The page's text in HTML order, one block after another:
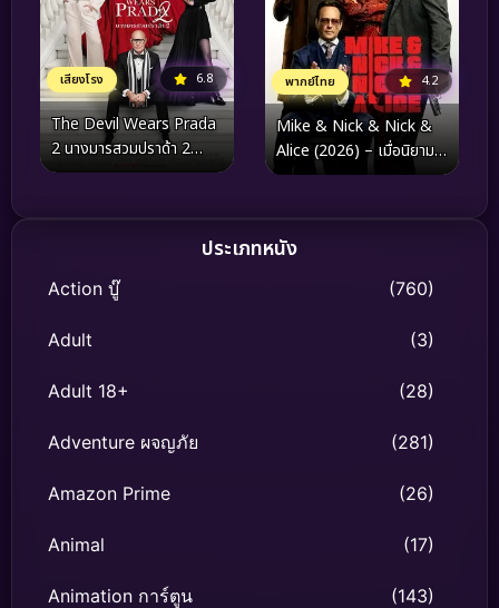
เสียงโรง 6.8
The Devil Wears Prada
2 นางมารสวมปราด้า 2
(2026)
พากย์ไทย 4.2
Mike & Nick & Nick &
Alice (2026) – เมื่อนิยาม
ของความไว้ใจถูกเขย่าด้วย
ประเภทหนัง
Action บู๊ (760)
Adult (3)
Adult 18+ (28)
Adventure ผจญภัย (281)
Amazon Prime (26)
Animal (17)
Animation การ์ตูน (143)